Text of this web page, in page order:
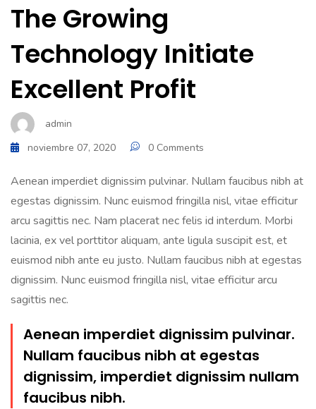
The Growing
Technology Initiate
Excellent Profit
admin
noviembre 07, 2020
0 Comments
Aenean imperdiet dignissim pulvinar. Nullam faucibus nibh at
egestas dignissim. Nunc euismod fringilla nisl, vitae efficitur
arcu sagittis nec. Nam placerat nec felis id interdum. Morbi
lacinia, ex vel porttitor aliquam, ante ligula suscipit est, et
euismod nibh ante eu justo. Nullam faucibus nibh at egestas
dignissim. Nunc euismod fringilla nisl, vitae efficitur arcu
sagittis nec.
Aenean imperdiet dignissim pulvinar.
Nullam faucibus nibh at egestas
dignissim, imperdiet dignissim nullam
faucibus nibh.